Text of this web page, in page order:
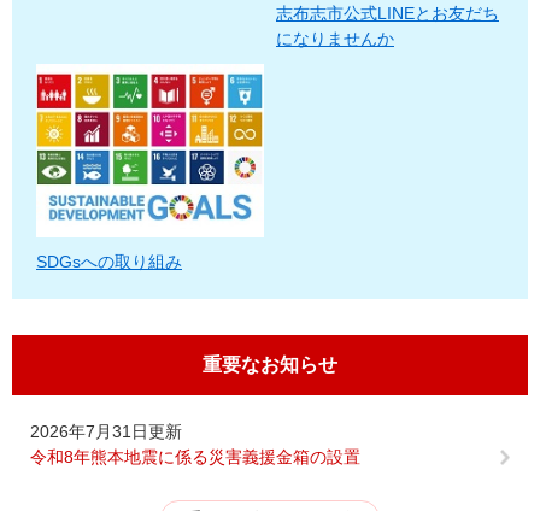
志布志市公式LINEとお友だち
になりませんか
SDGsへの取り組み
重要なお知らせ
2026年7月31日更新
令和8年熊本地震に係る災害義援金箱の設置